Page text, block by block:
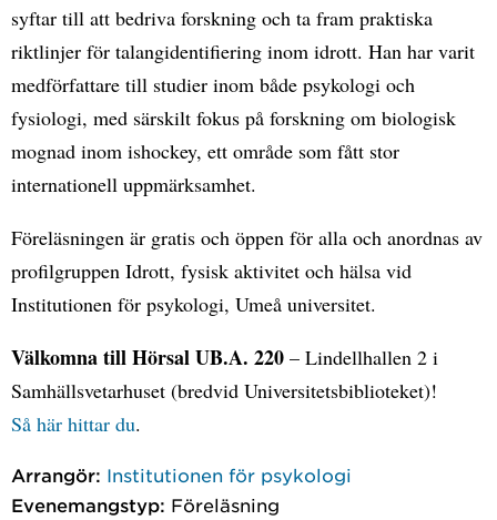
syftar till att bedriva forskning och ta fram praktiska
riktlinjer för talangidentifiering inom idrott. Han har varit
medförfattare till studier inom både psykologi och
fysiologi, med särskilt fokus på forskning om biologisk
mognad inom ishockey, ett område som fått stor
internationell uppmärksamhet.
Föreläsningen är gratis och öppen för alla och anordnas av
profilgruppen Idrott, fysisk aktivitet och hälsa vid
Institutionen för psykologi, Umeå universitet.
Välkomna till Hörsal UB.A. 220 – Lindellhallen 2 i
Samhällsvetarhuset (bredvid Universitetsbiblioteket)!
Så här hittar du.
Arrangör: Institutionen för psykologi
Evenemangstyp: Föreläsning